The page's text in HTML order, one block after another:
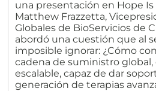
una presentación en Hope
Matthew Frazzetta,
Globales de BioServicios de
abordó una cuestión que al
imposible ignorar: ¿Cómo
cadena de suministro global,
escalable, capaz de dar
generación de terapias